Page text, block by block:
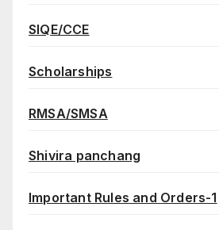
SIQE/CCE
Scholarships
RMSA/SMSA
Shivira panchang
Important Rules and Orders-1